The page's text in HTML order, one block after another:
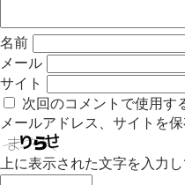
名前
メール
サイト
次回のコメントで使用す
メールアドレス、サイトを保
上に表示された文字を入力し